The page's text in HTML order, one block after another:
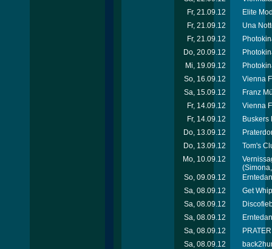
Fr, 21.09.12
Elite
Fr, 21.09.12
Una
Fr, 21.09.12
Do, 20.09.12
Mi, 19.09.12
So, 16.09.12
Vienna
Sa, 15.09.12
Franz
Fr, 14.09.12
Vienna
Fr, 14.09.12
Buskers
Do, 13.09.12
Do, 13.09.12
Tom's
Mo, 10.09.12
So, 09.09.12
Sa, 08.09.12
Get
Sa, 08.09.12
Sa, 08.09.12
Sa, 08.09.12
Sa, 08.09.12